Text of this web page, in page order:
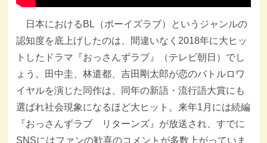
日本におけるBL（ボーイズラブ）というジャンルの
認知度を底上げしたのは、間違いなく2018年に大ヒッ
トしたドラマ『おっさんずラブ』（テレビ朝日）でし
ょう。田中圭、林遣都、吉田剛太郎が恋のバトルロワ
イヤルを演じた同作は、同年の新語・流行語大賞にも
選ばれ社会現象になるほど大ヒット。来年1月には続編
『おっさんずラブ リターンズ』が放送され、すでに
SNSにはファンの歓喜のコメントが多数上がっていま